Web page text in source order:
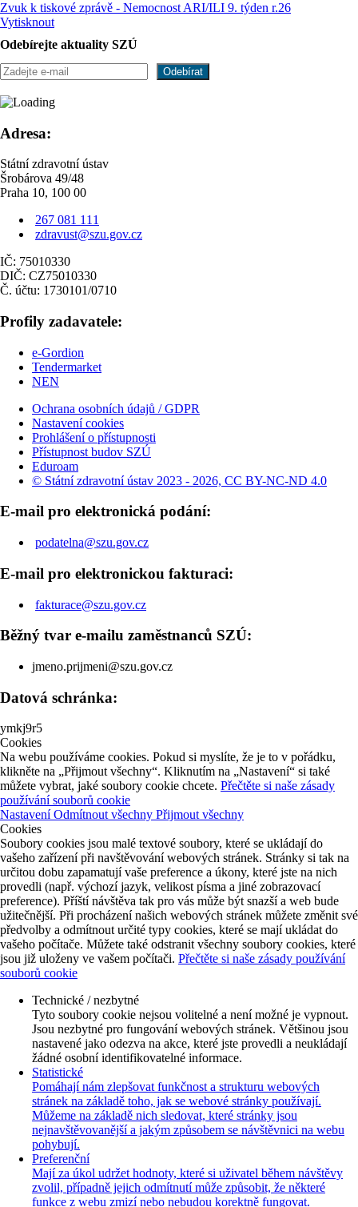
Zvuk k tiskové zprávě - Nemocnost ARI/ILI 9. týden r.26
Vytisknout
Odebírejte aktuality SZÚ
Adresa:
Státní zdravotní ústav
Šrobárova 49/48
Praha 10, 100 00
267 081 111
zdravust@szu.gov.cz
IČ: 75010330
DIČ: CZ75010330
Č. účtu: 1730101/0710
Profily zadavatele:
e-Gordion
Tendermarket
NEN
Ochrana osobních údajů / GDPR
Nastavení cookies
Prohlášení o přístupnosti
Přístupnost budov SZÚ
Eduroam
© Státní zdravotní ústav 2023 - 2026, CC BY-NC-ND 4.0
E-mail pro elektronická podání:
podatelna@szu.gov.cz
E-mail pro elektronickou fakturaci:
fakturace@szu.gov.cz
Běžný tvar e-mailu zaměstnanců SZÚ:
jmeno.prijmeni@szu.gov.cz
Datová schránka:
ymkj9r5
Cookies
Na webu používáme cookies. Pokud si myslíte, že je to v pořádku,
klikněte na „Přijmout všechny“. Kliknutím na „Nastavení“ si také
můžete vybrat, jaké soubory cookie chcete. Přečtěte si naše zásady
používání souborů cookie
Nastavení Odmítnout všechny Přijmout všechny
Cookies
Soubory cookies jsou malé textové soubory, které se ukládají do
vašeho zařízení při navštěvování webových stránek. Stránky si tak na
určitou dobu zapamatují vaše preference a úkony, které jste na nich
provedli (např. výchozí jazyk, velikost písma a jiné zobrazovací
preference). Příští návštěva tak pro vás může být snazší a web bude
užitečnější. Při procházení našich webových stránek můžete změnit své
předvolby a odmítnout určité typy cookies, které se mají ukládat do
vašeho počítače. Můžete také odstranit všechny soubory cookies, které
jsou již uloženy ve vašem počítači. Přečtěte si naše zásady používání
souborů cookie
Technické / nezbytné
Tyto soubory cookie nejsou volitelné a není možné je vypnout.
Jsou nezbytné pro fungování webových stránek. Většinou jsou
nastavené jako odezva na akce, které jste provedli a neukládají
žádné osobní identifikovatelné informace.
Statistické
Pomáhají nám zlepšovat funkčnost a strukturu webových
stránek na základě toho, jak se webové stránky používají.
Můžeme na základě nich sledovat, které stránky jsou
nejnavštěvovanější a jakým způsobem se návštěvnici na webu
pohybují.
Preferenční
Mají za úkol udržet hodnoty, které si uživatel během návštěvy
zvolil, případně jejich odmítnutí může způsobit, že některé
funkce z webu zmizí nebo nebudou korektně fungovat.